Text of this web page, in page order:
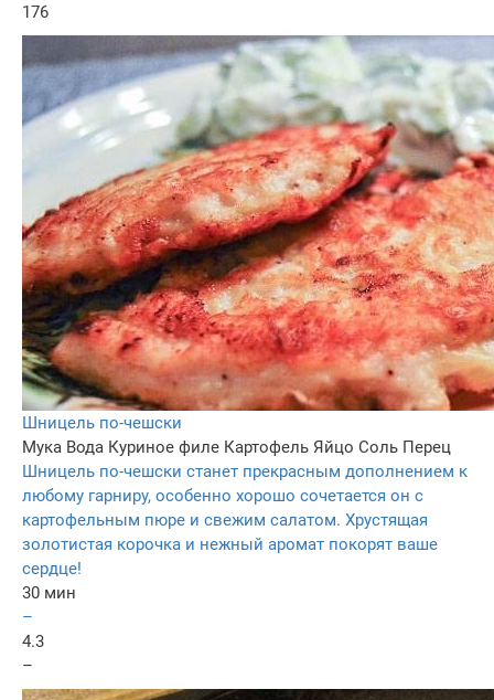
176
Шницель по-чешски
Мука Вода Куриное филе Картофель Яйцо Соль Перец
Шницель по-чешски станет прекрасным дополнением к
любому гарниру, особенно хорошо сочетается он с
картофельным пюре и свежим салатом. Хрустящая
золотистая корочка и нежный аромат покорят ваше
сердце!
30 мин
–
4.3
–